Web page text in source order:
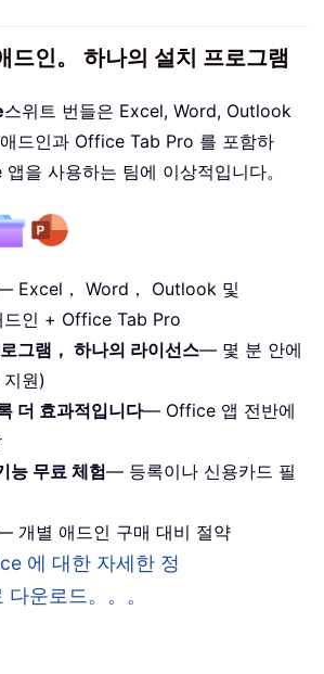
드인。 하나의 설치 프로그램
스위트 번들은 Excel, Word, Outlook
드인과 Office Tab Pro 를 포함하
을 사용하는 팀에 이상적입니다。
Excel， Word， Outlook 및
인 + Office Tab Pro
그램， 하나의 라이선스— 몇 분 안에
원)
더 효과적입니다— Office 앱 전반에
능 무료 체험— 등록이나 신용카드 필
개별 애드인 구매 대비 절약
에 대한 자세한 정
다운로드。。。